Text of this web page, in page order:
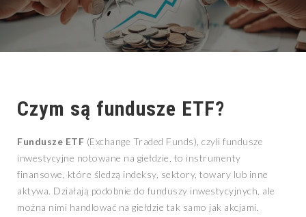
Czym są fundusze ETF?
Fundusze ETF (Exchange Traded Funds), czyli fundusze
inwestycyjne notowane na giełdzie, to instrumenty
finansowe, które śledzą indeksy, sektory, towary lub inne
aktywa. Działają podobnie do funduszy inwestycyjnych, ale
można nimi handlować na giełdzie tak samo jak akcjami.